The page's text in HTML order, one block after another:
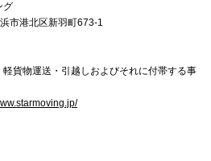
グ
市港北区新羽町673-1
貨物運送・引越しおよびそれに付帯する事